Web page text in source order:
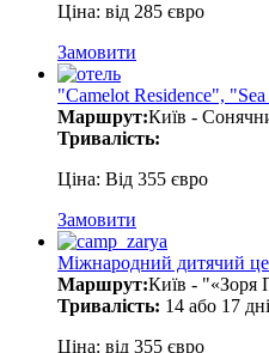
Ціна: від 285 євро
Замовити
"Camelot Residence",
Маршрут:Київ -
Тривалість:
Ціна: Від 355 євро
Замовити
Міжнародний дитячий
Маршрут:Київ - "«Зоря
Тривалість: 14 або 17
Ціна: від 355 євро